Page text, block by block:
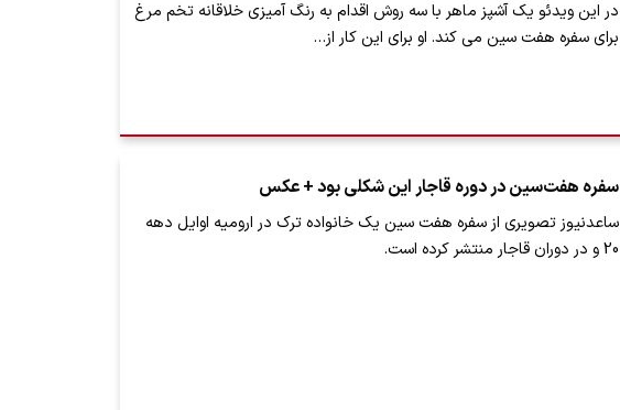
در این ویدئو یک آشپز ماهر با سه روش اقدام به رنگ آمیزی خلاقانه تخم مرغ
برای سفره هفت سین می کند. او برای این کار از…
سفره هفت‌سین در دوره قاجار این شکلی بود + عکس
ساعدنیوز تصویری از سفره هفت سین یک خانواده ترک در ارومیه اوایل دهه
20 و در دوران قاجار منتشر کرده است.